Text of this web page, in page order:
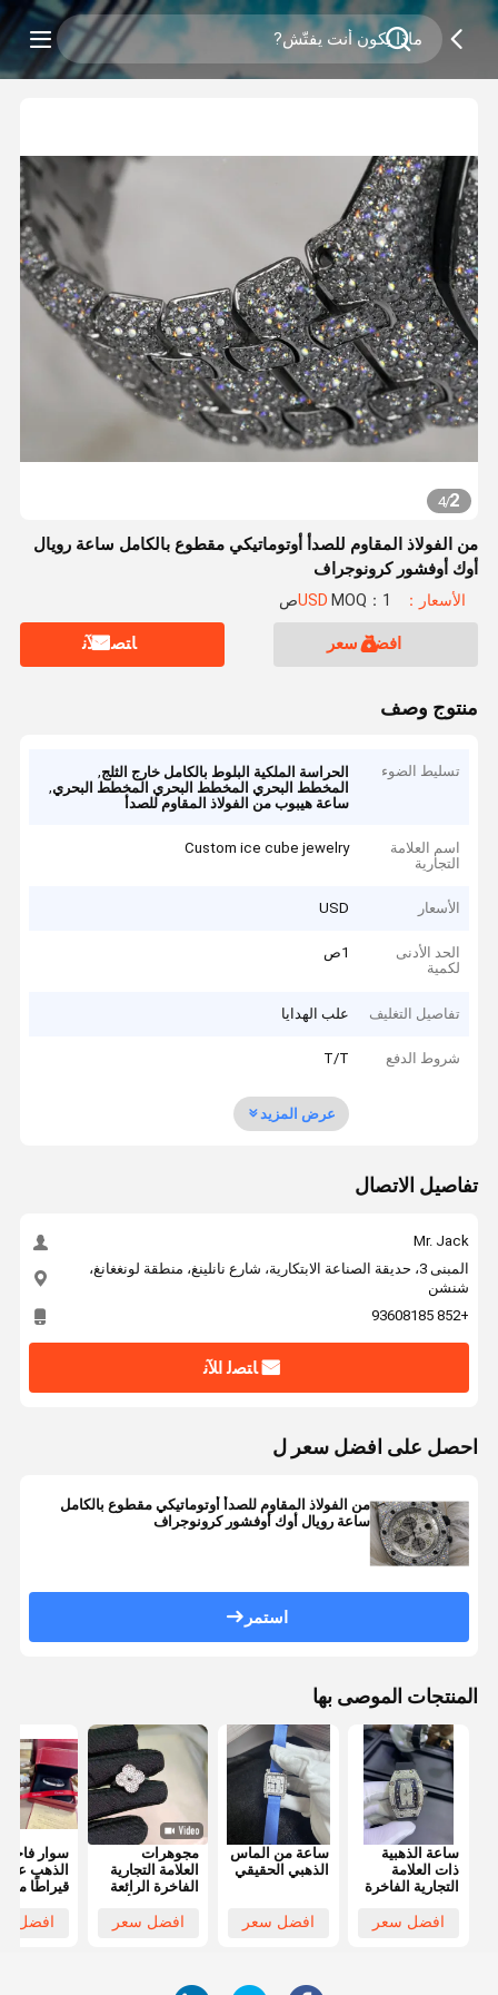
2
/
4
من الفولاذ المقاوم للصدأ أوتوماتيكي مقطوع بالكامل ساعة رويال
أوك أوفشور كرونوجراف
الأسعار：USD MOQ：1ص
افضل سعر ﺎﺘﺼﻟ ﺍﻶﻧ
منتوج وصف
تسليط الضوء الحراسة الملكية البلوط بالكامل خارج الثلج,
المخطط البحري المخطط البحري المخطط البحري,
ساعة هيبوب من الفولاذ المقاوم للصدأ
اسم العلامة
التجارية
Custom ice cube jewelry
الأسعار USD
الحد الأدنى
لكمية
1ص
تفاصيل التغليف علب الهدايا
شروط الدفع T/T
عرض المزيد
تفاصيل الاتصال
Mr. Jack
المبنى 3، حديقة الصناعة الابتكارية، شارع نانلينغ، منطقة لونغغانغ،
شنشن
+852 93608185
ﺎﺘﺼﻟ ﺍﻶﻧ
احصل على افضل سعر ل
من الفولاذ المقاوم للصدأ أوتوماتيكي مقطوع بالكامل
ساعة رويال أوك أوفشور كرونوجراف
استمر
المنتجات الموصى بها
ساعة الذهبية
ذات العلامة
التجارية الفاخرة
افضل سعر
ساعة من الماس
الذهبي الحقيقي
افضل سعر
مجوهرات
العلامة التجارية
الفاخرة الرائعة
بجمال خالد
افضل سعر
سوار فاخر
قيراطًا
18 قيراطًاافضل